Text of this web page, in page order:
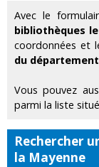
Avec le
bibliothèques
coordonnées et
du
Vous pouvez
parmi la liste
Rechercher
la Mayenne